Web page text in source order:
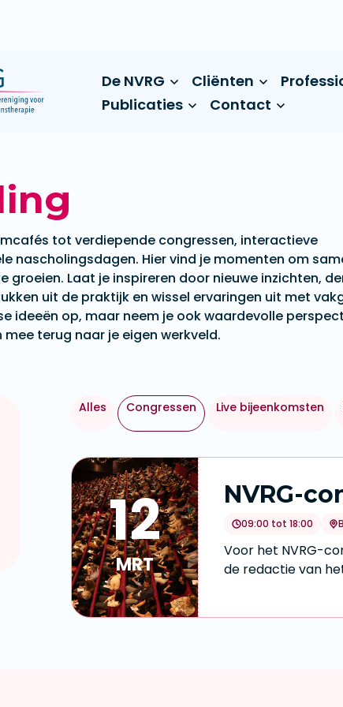
De NVRG Cliënten
Publicaties
Contact
tot verdiepende congressen, interactieve
nascholingsdagen. Hier vind je momenten om
groeien. Laat je inspireren door nieuwe inzichten,
uit de praktijk en wissel ervaringen uit met
ideeën op, maar neem je ook waardevolle
terug naar je eigen werkveld.
Alles Congressen Live bijeenkomsten
12
MRT
NVRG-
09:00 tot 18:00
Voor het NVRG-
de redactie van